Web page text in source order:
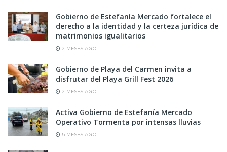
Gobierno de Estefanía Mercado fortalece el
derecho a la identidad y la certeza jurídica de
matrimonios igualitarios
2 MESES AGO
Gobierno de Playa del Carmen invita a
disfrutar del Playa Grill Fest 2026
2 MESES AGO
Activa Gobierno de Estefanía Mercado
Operativo Tormenta por intensas lluvias
5 MESES AGO